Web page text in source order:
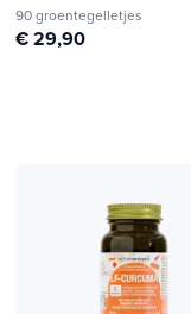
90 groentegelletjes
€ 29,90